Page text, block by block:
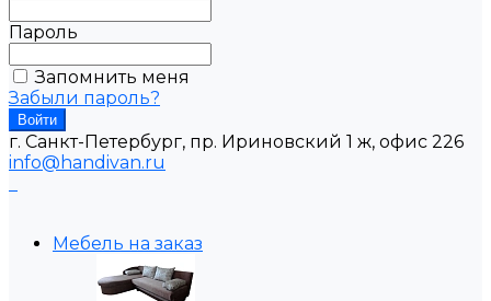
Пароль
Запомнить меня
Забыли пароль?
г. Санкт-Петербург, пр. Ириновский 1 ж, офис 226
info@handivan.ru
Мебель на заказ